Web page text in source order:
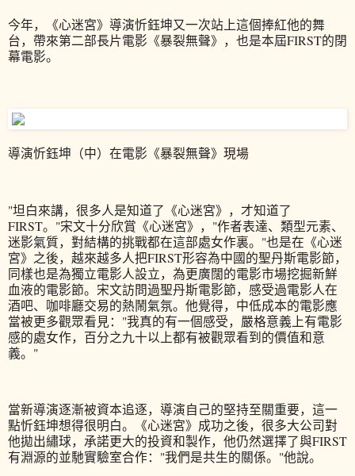
今年，《心迷宮》導演忻鈺坤又一次站上這個捧紅他的舞
台，帶來第二部長片電影《暴裂無聲》，也是本屆FIRST的閉
幕電影。
導演忻鈺坤（中）在電影《暴裂無聲》現場
"坦白來講，很多人是知道了《心迷宮》，才知道了
FIRST。"宋文十分欣賞《心迷宮》，"作者表達、類型元素、
迷影氣質，對結構的挑戰都在這部處女作裏。"也是在《心迷
宮》之後，越來越多人把FIRST形容為中國的聖丹斯電影節，
同樣也是為獨立電影人設立，為更廣闊的電影市場挖掘新鮮
血液的電影節。宋文訪問過聖丹斯電影節，感受過電影人在
酒吧、咖啡廳交易的熱鬧氣氛。他覺得，中低成本的電影應
當被更多觀眾看見："我真的有一個感受，嚴格意義上有電影
感的處女作，百分之九十以上都有被觀眾看到的價值和意
義。"
當新導演逐漸被資本追逐，導演自己的堅持至關重要，這一
點忻鈺坤想得很明白。
《心迷宮》成功之後，很多大公司對
他拋出繡球，承諾更大的投資和製作，他仍然選擇了與FIRST
有淵源的並馳實驗室合作："我們是共生的關係。"他說。